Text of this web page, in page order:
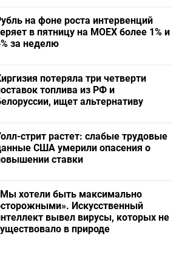
на фоне роста интервенций
в пятницу на МОЕХ более 1% и
за неделю
потеряла три четверти
топлива из РФ и
ищет альтернативу
стрит растет: слабые трудовые
США умерили опасения о
ставки
хотели быть максимально
Искусственный
вывел вирусы, которых не
в природе